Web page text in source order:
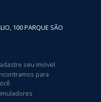
100 PARQUE SÃO
seu Imóvel
para